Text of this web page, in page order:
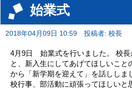
始業式
2018年04月09日 10:59 投稿者: 校長
4月9日 始業式を行いました。 校長
と、新入生にしてあげてほしいこ
から「新学期を迎えて」を話しし
校行事、部活動に頑張ってほしい